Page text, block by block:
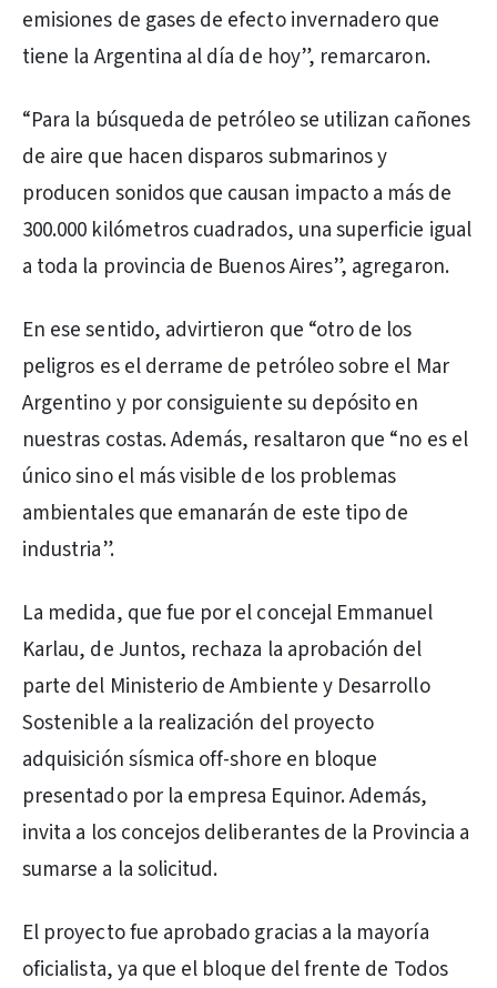
emisiones de gases de efecto invernadero que
tiene la Argentina al día de hoy”, remarcaron.
“Para la búsqueda de petróleo se utilizan cañones
de aire que hacen disparos submarinos y
producen sonidos que causan impacto a más de
300.000 kilómetros cuadrados, una superficie igual
a toda la provincia de Buenos Aires”, agregaron.
En ese sentido, advirtieron que “otro de los
peligros es el derrame de petróleo sobre el Mar
Argentino y por consiguiente su depósito en
nuestras costas. Además, resaltaron que “no es el
único sino el más visible de los problemas
ambientales que emanarán de este tipo de
industria”.
La medida, que fue por el concejal Emmanuel
Karlau, de Juntos, rechaza la aprobación del
parte del Ministerio de Ambiente y Desarrollo
Sostenible a la realización del proyecto
adquisición sísmica off-shore en bloque
presentado por la empresa Equinor. Además,
invita a los concejos deliberantes de la Provincia a
sumarse a la solicitud.
El proyecto fue aprobado gracias a la mayoría
oficialista, ya que el bloque del frente de Todos